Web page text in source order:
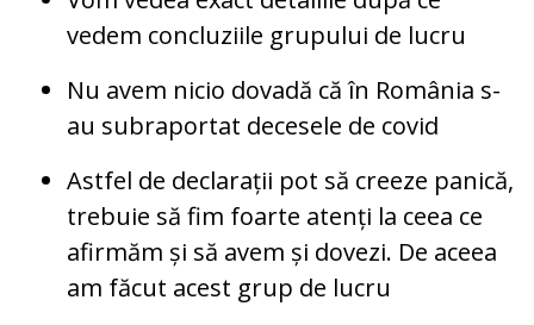
vedem concluziile grupului de lucru
Nu avem nicio dovadă că în România s-
au subraportat decesele de covid
Astfel de declarații pot să creeze panică,
trebuie să fim foarte atenți la ceea ce
afirmăm și să avem și dovezi. De aceea
am făcut acest grup de lucru